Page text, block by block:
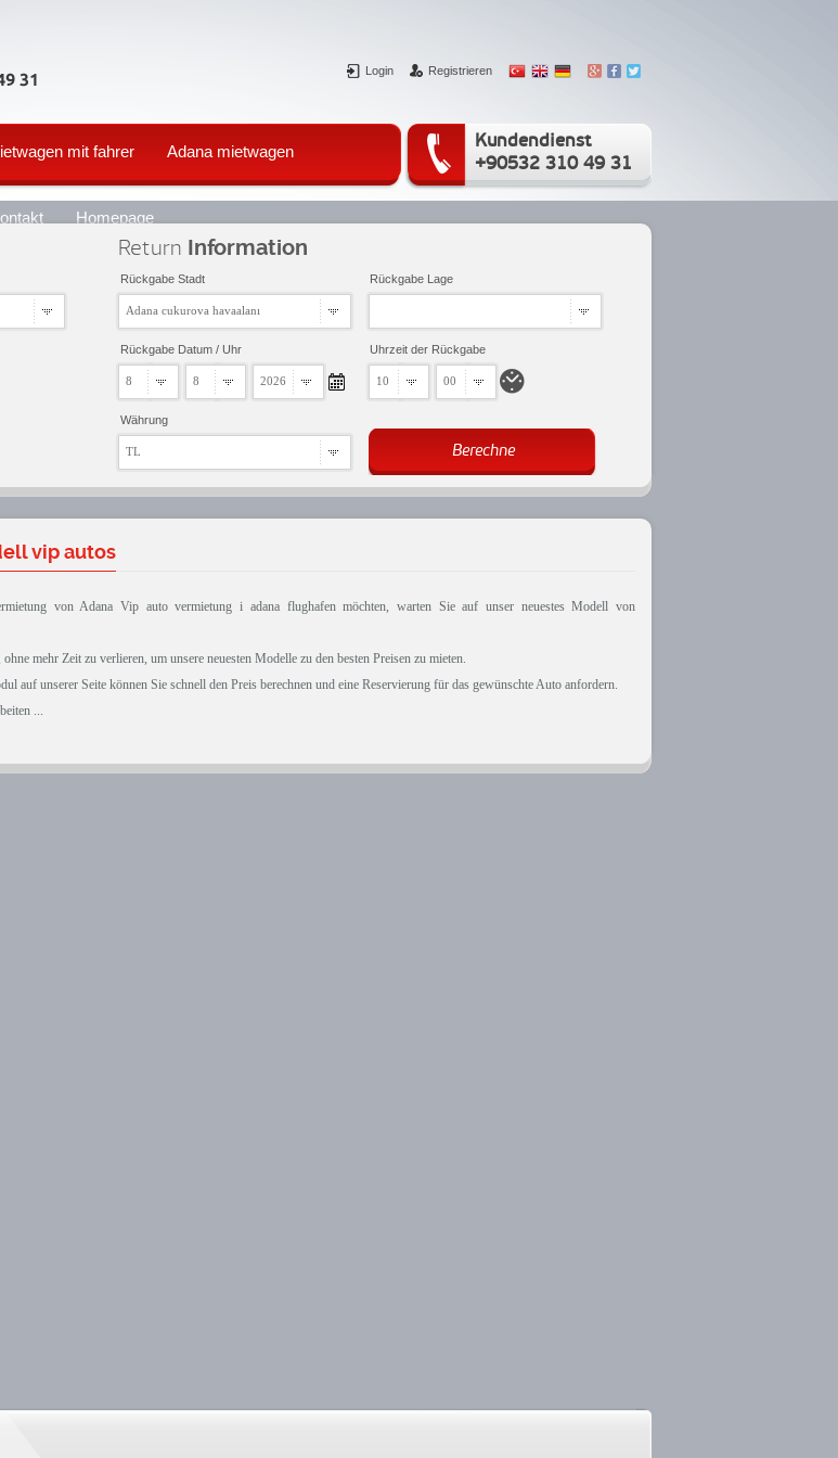
Login Registrieren
mit fahrer Adana mietwagen
Homepage
Kundendienst
+90532 310 49 31
Return Information
Rückgabe Stadt Rückgabe Lage
Adana cukurova havaalanı
Rückgabe Datum / Uhr Uhrzeit der Rückgabe
8 8 2026 10 00
Währung
TL
vip autos
von Adana Vip auto vermietung i adana flughafen möchten, warten Sie auf unser neuestes Modell von
mehr Zeit zu verlieren, um unsere neuesten Modelle zu den besten Preisen zu mieten.
auf unserer Seite können Sie schnell den Preis berechnen und eine Reservierung für das gewünschte Auto anfordern.
...